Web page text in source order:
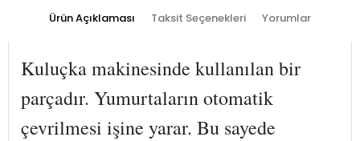
Ürün Açıklaması Taksit Seçenekleri Yorumlar
Kuluçka makinesinde kullanılan bir
parçadır. Yumurtaların otomatik
çevrilmesi işine yarar. Bu sayede